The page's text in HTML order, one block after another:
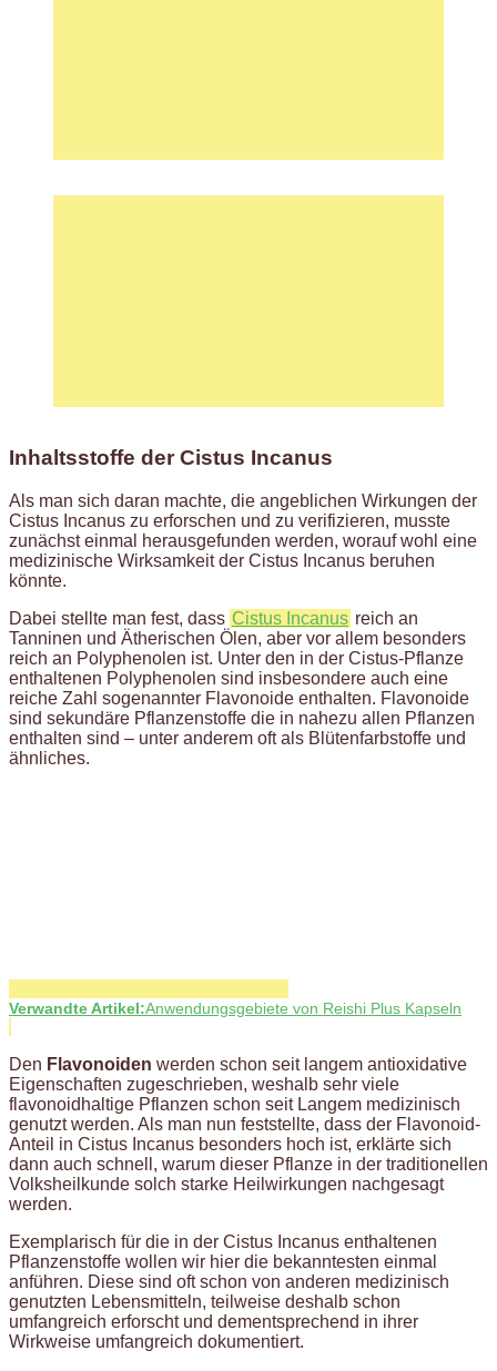
Inhaltsstoffe der Cistus Incanus
Als man sich daran machte, die angeblichen Wirkungen der
Cistus Incanus zu erforschen und zu verifizieren, musste
zunächst einmal herausgefunden werden, worauf wohl eine
medizinische Wirksamkeit der Cistus Incanus beruhen
könnte.
Dabei stellte man fest, dass Cistus Incanus reich an
Tanninen und Ätherischen Ölen, aber vor allem besonders
reich an Polyphenolen ist. Unter den in der Cistus-Pflanze
enthaltenen Polyphenolen sind insbesondere auch eine
reiche Zahl sogenannter Flavonoide enthalten. Flavonoide
sind sekundäre Pflanzenstoffe die in nahezu allen Pflanzen
enthalten sind – unter anderem oft als Blütenfarbstoffe und
ähnliches.
Verwandte Artikel:Anwendungsgebiete von Reishi Plus Kapseln
Den Flavonoiden werden schon seit langem antioxidative
Eigenschaften zugeschrieben, weshalb sehr viele
flavonoidhaltige Pflanzen schon seit Langem medizinisch
genutzt werden. Als man nun feststellte, dass der Flavonoid-
Anteil in Cistus Incanus besonders hoch ist, erklärte sich
dann auch schnell, warum dieser Pflanze in der traditionellen
Volksheilkunde solch starke Heilwirkungen nachgesagt
werden.
Exemplarisch für die in der Cistus Incanus enthaltenen
Pflanzenstoffe wollen wir hier die bekanntesten einmal
anführen. Diese sind oft schon von anderen medizinisch
genutzten Lebensmitteln, teilweise deshalb schon
umfangreich erforscht und dementsprechend in ihrer
Wirkweise umfangreich dokumentiert.